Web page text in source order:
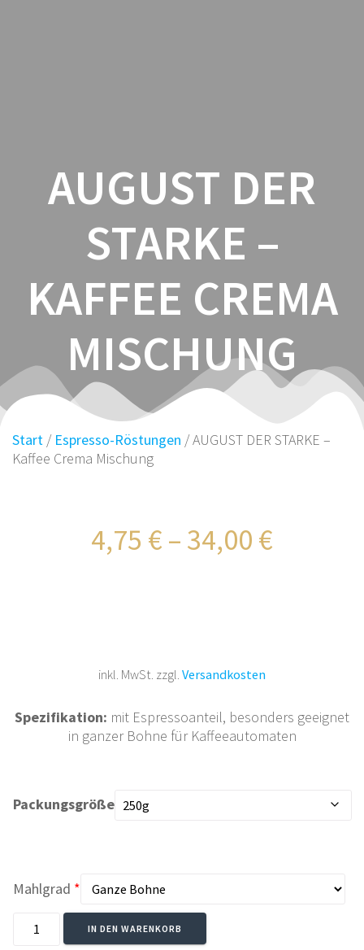
AUGUST DER
STARKE –
KAFFEE CREMA
MISCHUNG
Start / Espresso-Röstungen / AUGUST DER STARKE –
Kaffee Crema Mischung
4,75 € – 34,00 €
inkl. MwSt. zzgl. Versandkosten
Spezifikation: mit Espressoanteil, besonders geeignet
in ganzer Bohne für Kaffeeautomaten
Packungsgröße
Mahlgrad *
AUGUST
DER
IN DEN WARENKORB